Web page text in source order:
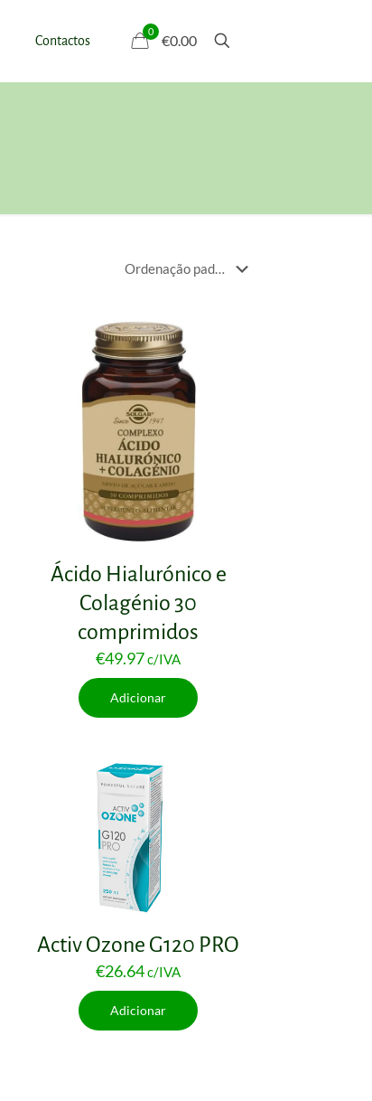
Contactos
0
€0.00
Ácido Hialurónico e
Colagénio 30
comprimidos
€49.97c/IVA
Adicionar
Activ Ozone G120 PRO
€26.64c/IVA
Adicionar